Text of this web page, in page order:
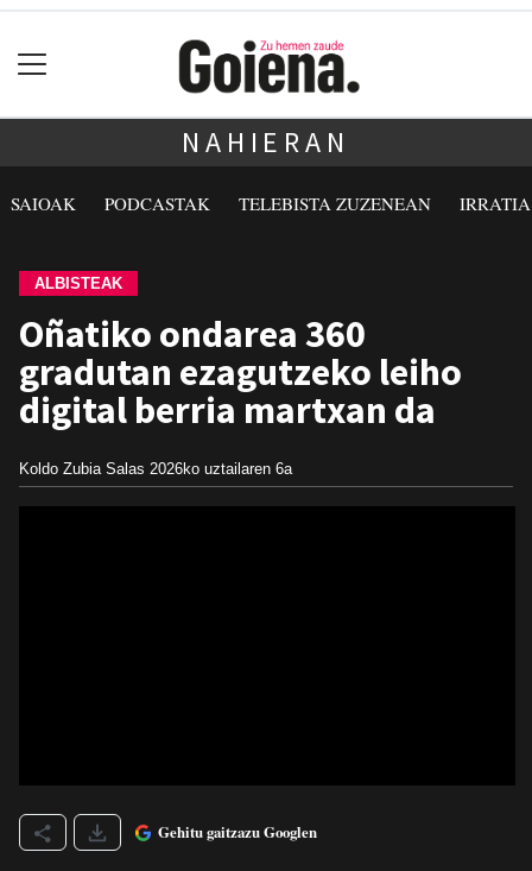
NAHIERAN
SAIOAK PODCASTAK TELEBISTA ZUZENEAN
ALBISTEAK
Oñatiko ondarea 360
gradutan ezagutzeko leiho
digital berria martxan da
Koldo Zubia Salas 2026ko uztailaren 6a
Gehitu gaitzazu Googlen